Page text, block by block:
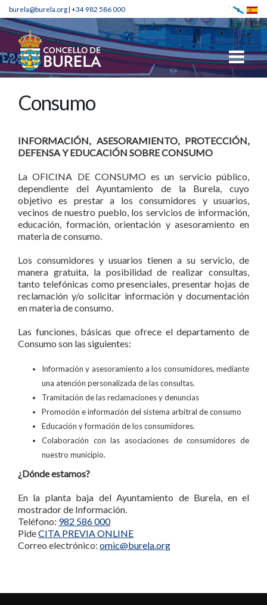
burela@burela.org| +34 982 586 000
Consumo
INFORMACIÓN, ASESORAMIENTO, PROTECCIÓN,
DEFENSA Y EDUCACIÓN SOBRE CONSUMO
La OFICINA DE CONSUMO es un servicio público,
dependiente del Ayuntamiento de la Burela, cuyo
objetivo es prestar a los consumidores y usuarios,
vecinos de nuestro pueblo, los servicios de información,
educación, formación, orientación y asesoramiento en
materia de consumo.
Los consumidores y usuarios tienen a su servicio, de
manera gratuita, la posibilidad de realizar consultas,
tanto telefónicas como presenciales, presentar hojas de
reclamación y/o solicitar información y documentación
en materia de consumo.
Las funciones, básicas que ofrece el departamento de
Consumo son las siguientes:
Información y asesoramiento a los consumidores, mediante
una atención personalizada de las consultas.
Tramitación de las reclamaciones y denuncias
Promoción e información del sistema arbitral de consumo
Educación y formación de los consumidores.
Colaboración con las asociaciones de consumidores de
nuestro municipio.
¿Dónde estamos?
En la planta baja del Ayuntamiento de Burela, en el
mostrador de Información.
Teléfono: 982 586 000
PideCITA PREVIA ONLINE
Correo electrónico: omic@burela.org